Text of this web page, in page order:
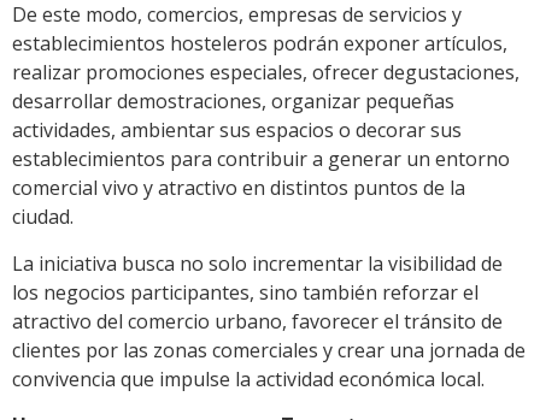
De este modo, comercios, empresas de servicios y
establecimientos hosteleros podrán exponer artículos,
realizar promociones especiales, ofrecer degustaciones,
desarrollar demostraciones, organizar pequeñas
actividades, ambientar sus espacios o decorar sus
establecimientos para contribuir a generar un entorno
comercial vivo y atractivo en distintos puntos de la
ciudad.
La iniciativa busca no solo incrementar la visibilidad de
los negocios participantes, sino también reforzar el
atractivo del comercio urbano, favorecer el tránsito de
clientes por las zonas comerciales y crear una jornada de
convivencia que impulse la actividad económica local.